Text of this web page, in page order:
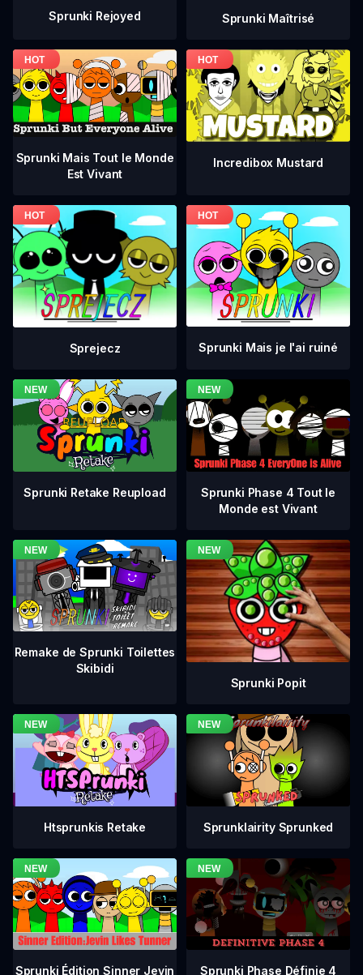
Sprunki Rejoyed Sprunki Maîtrisé
Sprunki Mais Tout le Monde
Est Vivant
Incredibox Mustard
Sprejecz Sprunki Mais je l'ai ruiné
Sprunki Retake Reupload
Sprunki Phase 4 Tout le
Monde est Vivant
Remake de Sprunki Toilettes
Skibidi
Sprunki Popit
Htsprunkis Retake Sprunklairity Sprunked
Sprunki Édition Sinner Jevin Sprunki Phase Définie 4